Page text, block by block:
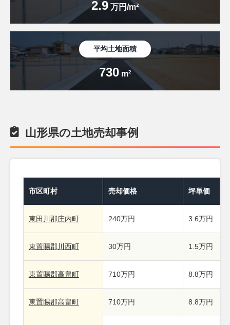
2.9 万円/m²
平均土地面積
730 m²
山形県の土地売却事例
市区町村 売却価格 坪単価
東田川郡庄内町 240万円 3.6万円
東置賜郡川西町 30万円 1.5万円
東置賜郡高畠町 710万円 8.8万円
東置賜郡高畠町 710万円 8.8万円